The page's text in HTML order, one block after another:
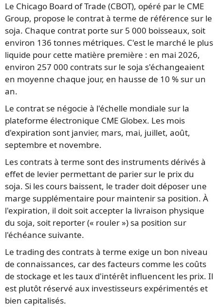
Le Chicago Board of Trade (CBOT), opéré par le CME
Group, propose le contrat à terme de référence sur le
soja. Chaque contrat porte sur 5 000 boisseaux, soit
environ 136 tonnes métriques. C'est le marché le plus
liquide pour cette matière première : en mai 2026,
environ 257 000 contrats sur le soja s'échangeaient
en moyenne chaque jour, en hausse de 10 % sur un
an.
Le contrat se négocie à l'échelle mondiale sur la
plateforme électronique CME Globex. Les mois
d'expiration sont janvier, mars, mai, juillet, août,
septembre et novembre.
Les contrats à terme sont des instruments dérivés à
effet de levier permettant de parier sur le prix du
soja. Si les cours baissent, le trader doit déposer une
marge supplémentaire pour maintenir sa position. À
l'expiration, il doit soit accepter la livraison physique
du soja, soit reporter (« rouler ») sa position sur
l'échéance suivante.
Le trading des contrats à terme exige un bon niveau
de connaissances, car des facteurs comme les coûts
de stockage et les taux d'intérêt influencent les prix. Il
est plutôt réservé aux investisseurs expérimentés et
bien capitalisés.